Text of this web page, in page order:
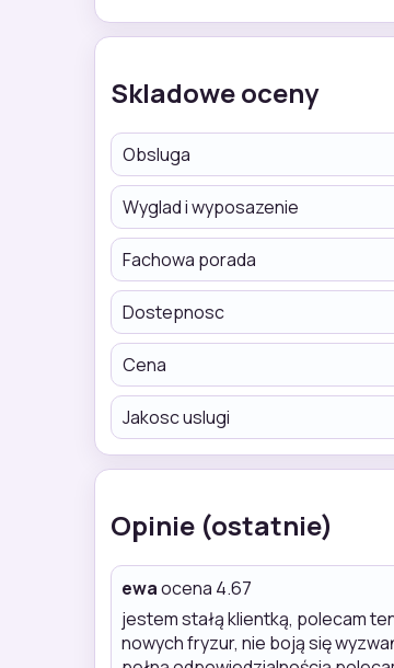
Skladowe oceny
Obsluga
Wyglad i wyposazenie
Fachowa porada
Dostepnosc
Cena
Jakosc uslugi
Opinie (ostatnie)
ewaocena 4.67
jestem stałą klientką, polecam
nowych fryzur, nie boją się